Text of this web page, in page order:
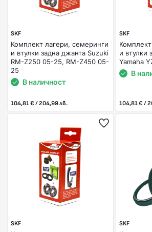
SKF
Комплект лагери, семеринги
и втулки задна джанта Suzuki
RM-Z250 05-25, RM-Z450 05-
25
В наличност
104,81 € / 204,99 лв.
SKF
и втулки
Yamaha
В
104,81 € /
SKF SKF